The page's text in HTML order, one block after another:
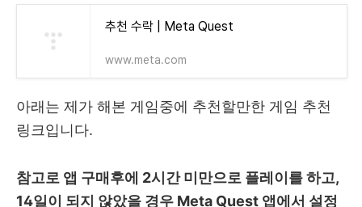
추천 수락 | Meta Quest
www.meta.com
아래는 제가 해본 게임중에 추천할만한 게임 추천
링크입니다.
참고로 앱 구매후에 2시간 미만으로 플레이를 하고,
14일이 되지 않았을 경우 Meta Quest 앱에서 설정